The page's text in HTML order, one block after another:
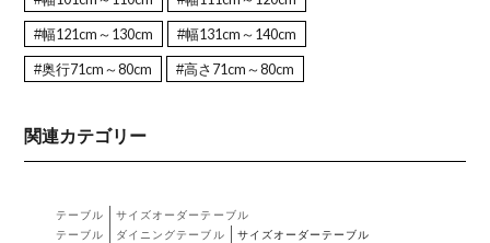
#幅121cm～130cm #幅131cm～140cm
#奥行71cm～80cm #高さ71cm～80cm
関連カテゴリー
テーブル
サイズオーダーテーブル
テーブル
ダイニングテーブル
サイズオーダーテーブル